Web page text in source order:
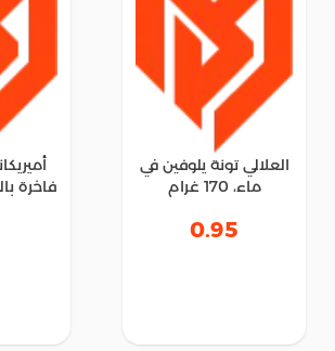
العلالي تونة يلوفين في
ماء، 170 غرام
0.95